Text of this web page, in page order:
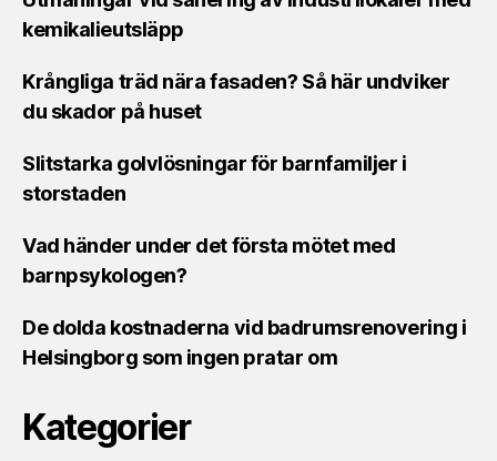
kemikalieutsläpp
Krångliga träd nära fasaden? Så här undviker
du skador på huset
Slitstarka golvlösningar för barnfamiljer i
storstaden
Vad händer under det första mötet med
barnpsykologen?
De dolda kostnaderna vid badrumsrenovering i
Helsingborg som ingen pratar om
Kategorier